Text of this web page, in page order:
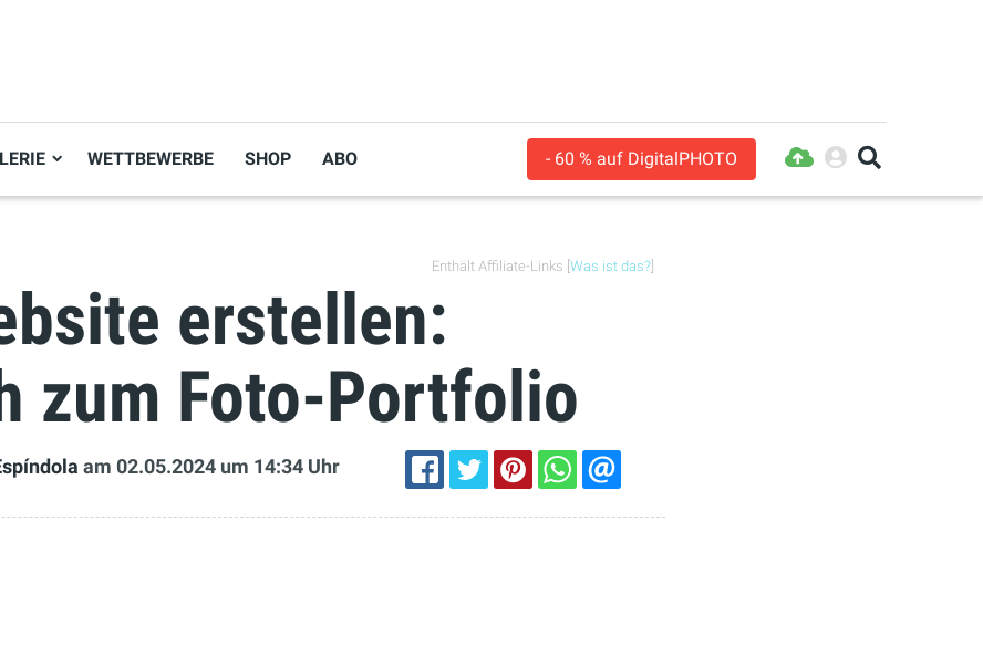
WETTBEWERBE SHOP ABO - 60 % auf DigitalPHOTO
Enthält Affiliate-Links [ Was ist das?
erstellen:
zum Foto-Portfolio
am 02.05.2024 um 14:34 Uhr